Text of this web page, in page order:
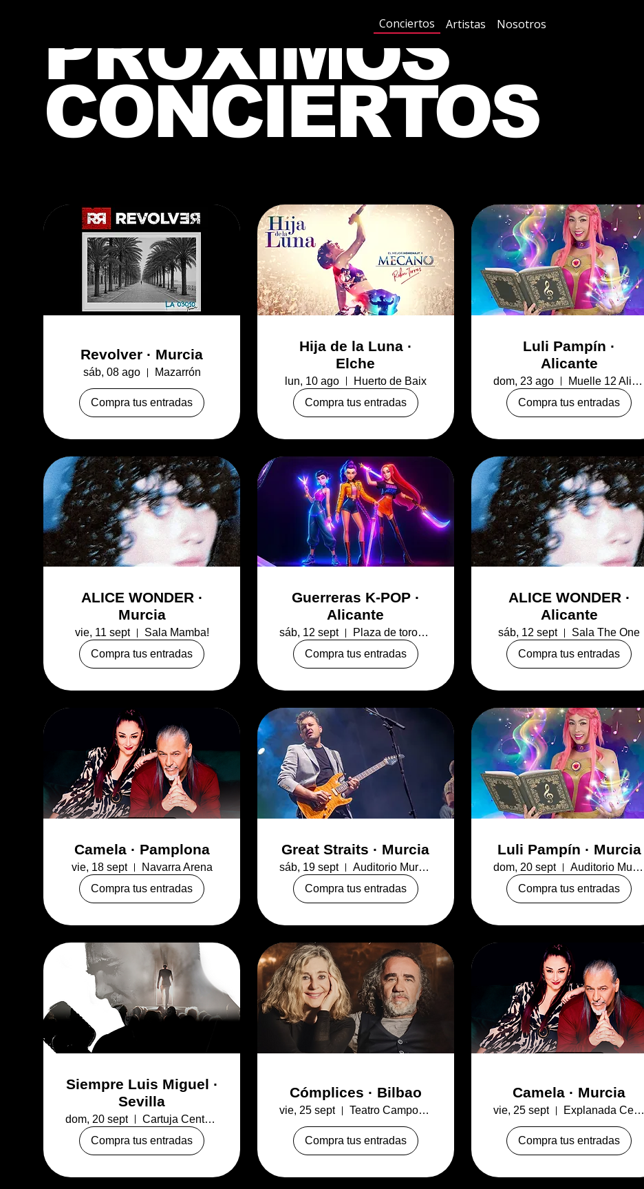
Conciertos Artistas Nosotros
PRÓXIMOS
CONCIERTOS
Revolver · Murcia
sáb, 08 ago Mazarrón
Compra tus entradas
Hija de la Luna ·
Elche
lun, 10 ago
Huerto de Baix
Compra tus entradas
Luli Pampín ·
Alicante
dom, 23 ago
Muelle 12 Alicante
Compra tus entradas
ALICE WONDER ·
Murcia
vie, 11 sept
Sala Mamba!
Compra tus entradas
Guerreras K-POP ·
Alicante
sáb, 12 sept
Plaza de toros de Alicante
Compra tus entradas
ALICE WONDER ·
Alicante
sáb, 12 sept
Sala The One
Compra tus entradas
Camela · Pamplona
vie, 18 sept
Navarra Arena
Compra tus entradas
Great Straits · Murcia
sáb, 19 sept
Auditorio Murcia Parque
Compra tus entradas
Luli Pampín · Murcia
dom, 20 sept
Auditorio Murcia parque
Compra tus entradas
Siempre Luis Miguel ·
Sevilla
dom, 20 sept
Cartuja Center CITE Sevilla
Compra tus entradas
Cómplices · Bilbao
vie, 25 sept Teatro Campos Elíseos
Compra tus entradas
Camela · Murcia
vie, 25 sept Explanada Centro Comercial La Rambla
Compra tus entradas